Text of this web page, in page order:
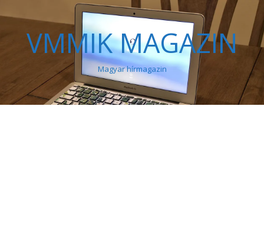
VMMIK MAGAZIN
Magyar hírmagazin